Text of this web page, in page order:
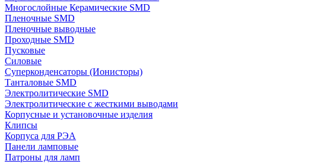
Многослойные Керамические SMD
Пленочные SMD
Пленочные выводные
Проходные SMD
Пусковые
Силовые
Суперконденсаторы (Ионисторы)
Танталовые SMD
Электролитические SMD
Электролитические с жесткими выводами
Корпусные и установочные изделия
Клипсы
Корпуса для РЭА
Панели ламповые
Патроны для ламп